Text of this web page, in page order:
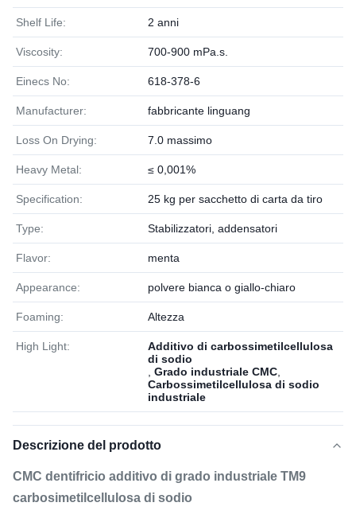
Shelf Life: 2 anni
Viscosity: 700-900 mPa.s.
Einecs No: 618-378-6
Manufacturer: fabbricante linguang
Loss On Drying: 7.0 massimo
Heavy Metal: ≤ 0,001%
Specification: 25 kg per sacchetto di carta da tiro
Type: Stabilizzatori, addensatori
Flavor: menta
Appearance: polvere bianca o giallo-chiaro
Foaming: Altezza
High Light:
Additivo di carbossimetilcellulosa
di sodio
Grado industriale CMC
Carbossimetilcellulosa di sodio
industriale
Descrizione del prodotto
CMC dentifricio additivo di grado industriale TM9
carbosimetilcellulosa di sodio